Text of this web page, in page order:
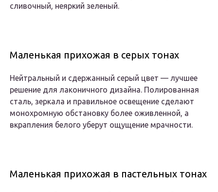
сливочный, неяркий зеленый.
Маленькая прихожая в серых тонах
Нейтральный и сдержанный серый цвет — лучшее
решение для лаконичного дизайна. Полированная
сталь, зеркала и правильное освещение сделают
монохромную обстановку более оживленной, а
вкрапления белого уберут ощущение мрачности.
Маленькая прихожая в пастельных тонах